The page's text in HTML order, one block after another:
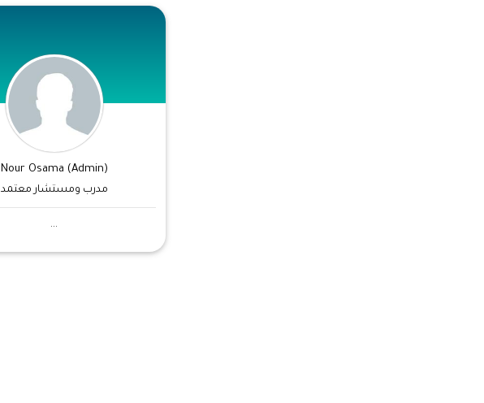
Nour Osama (Admin)
مدرب ومستشار معتمد
...